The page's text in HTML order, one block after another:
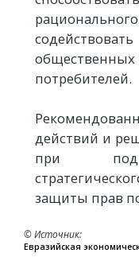
потребителей.
действий и
при
защиты прав
© Источник
Евразийская